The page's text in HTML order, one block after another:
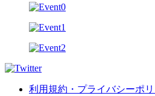
利用規約・プライバシーポ